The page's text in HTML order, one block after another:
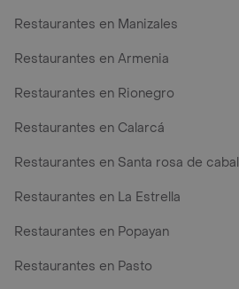
Restaurantes en Manizales
Restaurantes en Armenia
Restaurantes en Rionegro
Restaurantes en Calarcá
Restaurantes en Santa rosa de cabal
Restaurantes en La Estrella
Restaurantes en Popayan
Restaurantes en Pasto